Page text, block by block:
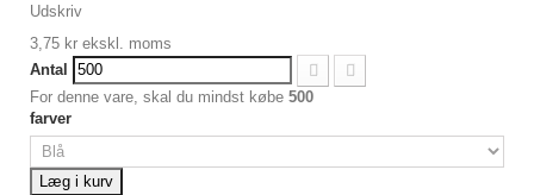
Udskriv
3,75 kr ekskl. moms
Antal
For denne vare, skal du mindst købe 500
farver
Læg i kurv